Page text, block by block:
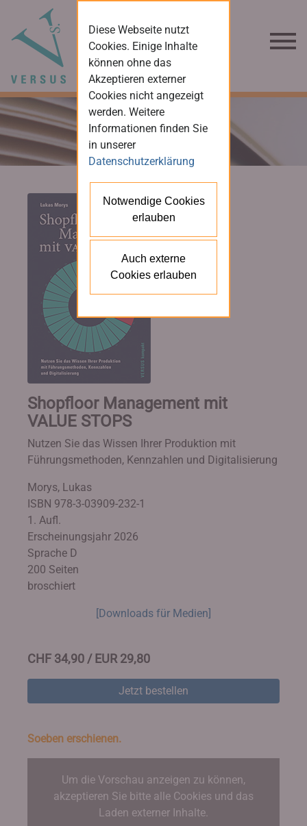
Shopfloor Management mit
VALUE STOPS
Nutzen Sie das Wissen Ihrer Produktion mit
Führungsmethoden, Kennzahlen und Digitalisierung
Morys, Lukas
ISBN 978-3-03909-232-1
1. Aufl.
Erscheinungsjahr 2026
Sprache D
200 Seiten
broschiert
[Downloads für Medien]
CHF 34,90 / EUR 29,80
Jetzt bestellen
Soeben erschienen.
Um die Vorschau anzeigen zu können,
akzeptieren Sie bitte alle Cookies und das
Laden externer Inhalte.
Diese Webseite nutzt
Cookies. Einige Inhalte
können ohne das
Akzeptieren externer
Cookies nicht angezeigt
werden. Weitere
Informationen finden Sie
in unserer
Datenschutzerklärung
Notwendige Cookies
erlauben
Auch externe
Cookies erlauben